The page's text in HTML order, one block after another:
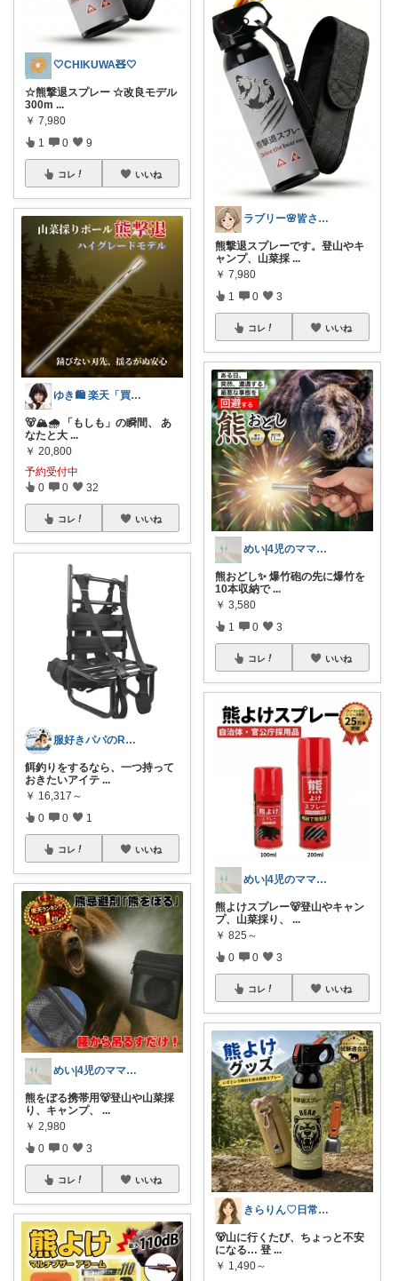
🤍CHIKUWA🧸🤍
☆熊撃退スプレー ☆改良モデル
300m ...
￥ 7,980
1 0 9
コレ いいね
ゆき🛍️ 楽天「買ってよかった」を厳選
🐻🏔️🌧️ 「もしも」の瞬間、 あ
なたと大 ...
￥ 20,800
予約受付中
0 0 32
コレ いいね
服好きパパのROOM
餌釣りをするなら、一つ持って
おきたいアイテ ...
￥ 16,317～
0 0 1
コレ いいね
めい|4児のママおすすめ
熊をぼる携帯用🐻登山や山菜採
り、キャンプ、
...
￥ 2,980
0 0 3
コレ いいね
ラブリー🌸皆さんありがとう
熊撃退スプレーです。登山やキ
ャンプ、山菜採 ...
￥ 7,980
1 0 3
コレ いいね
めい|4児のママおすすめ
熊おどし✨ 爆竹砲の先に爆竹を
10本収納で ...
￥ 3,580
1 0 3
コレ いいね
めい|4児のママおすすめ
熊よけスプレー🐻登山やキャン
プ、山菜採り、
...
￥ 825～
0 0 3
コレ いいね
きらりん♡日常に馴染むものを集めて😊
🐻山に行くたび、ちょっと不安
になる… 登 ...
￥ 1,490～